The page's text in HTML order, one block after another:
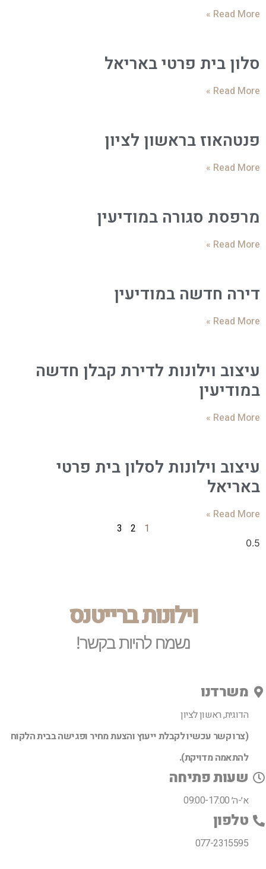
Read More »
סלון בית פרטי באריאל
Read More »
פנטהאוז בראשון לציון
Read More »
מרפסת סגורה במודיעין
Read More »
דירה חדשה במודיעין
Read More »
עיצוב וילונות לדירת קבלן חדשה
במודיעין
Read More »
עיצוב וילונות לסלון בית פרטי
באריאל
Read More »
1
2
3
וילונות ברייטנס
נשמח להיות בקשר!
משרדנו
הדוגית, ראשון לציון
(צרו קשר עכשיו לקבלת ייעוץ והצעת מחיר ופגישה בבית הלקוח
להתאמה מדויקת).
שעות פתיחה
א׳-ה׳ 09:00-17:00
טלפון
077-2315595